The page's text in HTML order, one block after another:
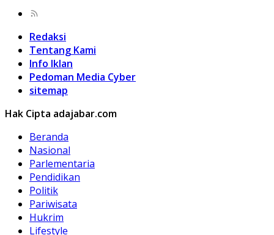
Redaksi
Tentang Kami
Info Iklan
Pedoman Media Cyber
sitemap
Hak Cipta adajabar.com
Beranda
Nasional
Parlementaria
Pendidikan
Politik
Pariwisata
Hukrim
Lifestyle